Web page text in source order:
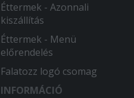
Éttermek - Azonnali
kiszállítás
Éttermek - Menü
előrendelés
Falatozz logó csomag
INFORMÁCIÓ